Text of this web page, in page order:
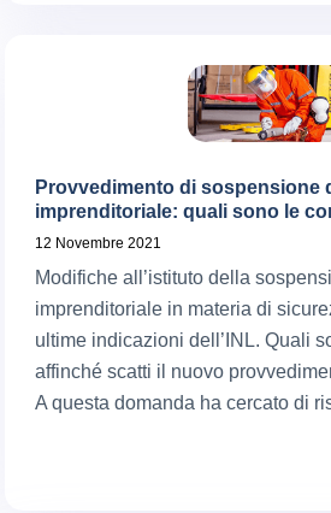
Provvedimento di sospensione
imprenditoriale: quali sono le
12 Novembre 2021
Modifiche all’istituto della
imprenditoriale in materia di
ultime indicazioni dell’INL. Quali
affinché scatti il nuovo
A questa domanda ha cercato di